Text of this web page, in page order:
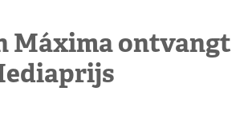
Máxima ontvangt